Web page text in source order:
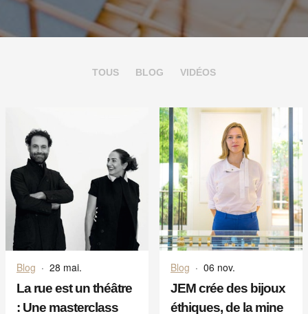
TOUS BLOG VIDÉOS
Blog · 28 mai.
La rue est un théâtre
: Une masterclass
Blog · 06 nov.
JEM crée des bijoux
éthiques, de la mine